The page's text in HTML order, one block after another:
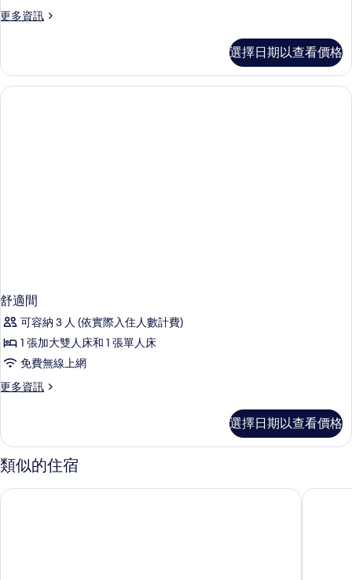
的
有
相
更多資訊
更
房
的
詳
選擇日期以查看價格
舒適間
可容納 3 人 (依實際入住人數計費)
1 張加大雙人床和 1 張單人床
免費無線上網
更多資訊
更
間
的
詳
選擇日期以查看價格
類似的住宿
佛羅倫斯 Piazza San Paolino 25hours 飯店 佛羅倫